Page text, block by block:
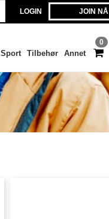
LOGIN JOIN NÅ
0
Sport Tilbehør Annet